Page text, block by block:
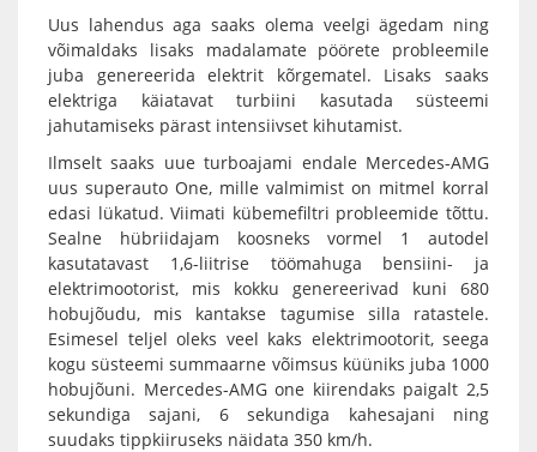
Uus lahendus aga saaks olema veelgi ägedam ning
võimaldaks lisaks madalamate pöörete probleemile
juba genereerida elektrit kõrgematel. Lisaks saaks
elektriga käiatavat turbiini kasutada süsteemi
jahutamiseks pärast intensiivset kihutamist.
Ilmselt saaks uue turboajami endale Mercedes-AMG
uus superauto One, mille valmimist on mitmel korral
edasi lükatud. Viimati kübemefiltri probleemide tõttu.
Sealne hübriidajam koosneks vormel 1 autodel
kasutatavast 1,6-liitrise töömahuga bensiini- ja
elektrimootorist, mis kokku genereerivad kuni 680
hobujõudu, mis kantakse tagumise silla ratastele.
Esimesel teljel oleks veel kaks elektrimootorit, seega
kogu süsteemi summaarne võimsus küüniks juba 1000
hobujõuni. Mercedes-AMG one kiirendaks paigalt 2,5
sekundiga sajani, 6 sekundiga kahesajani ning
suudaks tippkiiruseks näidata 350 km/h.